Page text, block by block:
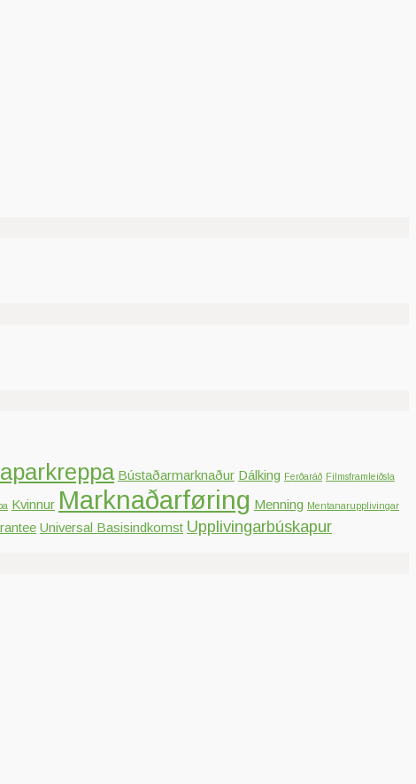
Bústaðarmarknaður Dálking Ferðaráð Filmsframleiðsla
Kvinnur Marknaðarføring Menning Mentanarupplivingar
Universal Basisindkomst Upplivingarbúskapur